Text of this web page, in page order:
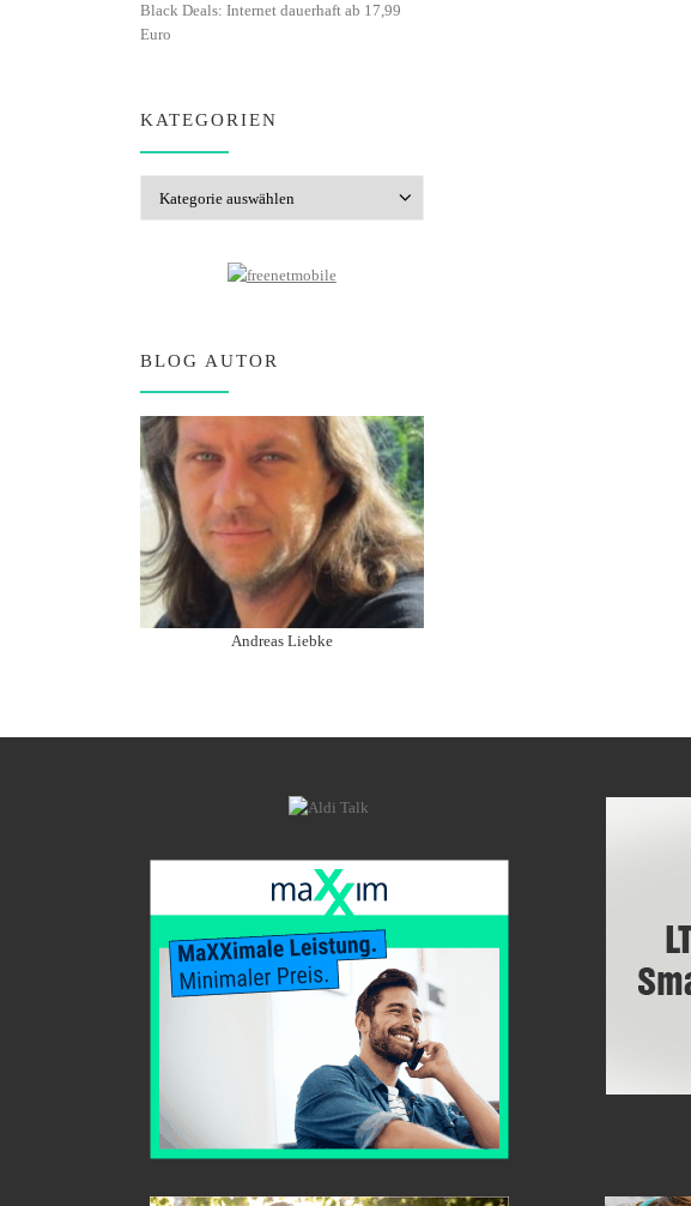
Black Deals: Internet dauerhaft ab 17,99
Euro
KATEGORIEN
BLOG AUTOR
Andreas Liebke